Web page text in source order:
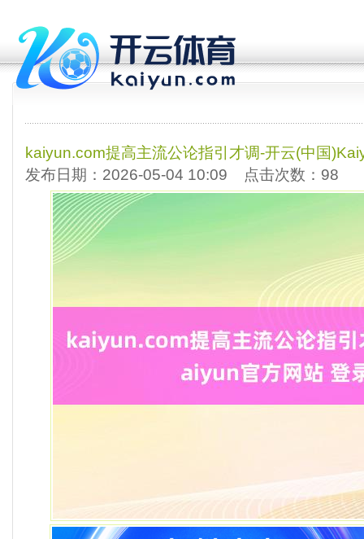
kaiyun.com提高主流公论指引才调-开云(中国
发布日期：2026-05-04 10:09 点击次数：98